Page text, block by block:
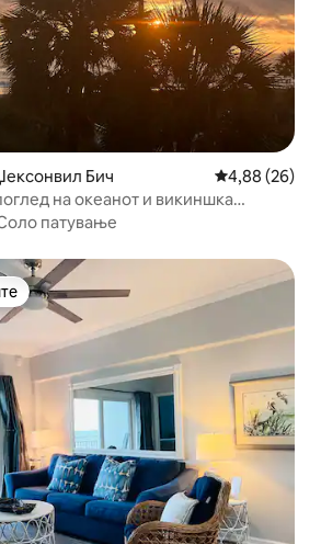
Бич Просечна
4,88 (26)
на океанот и викиншка
патување